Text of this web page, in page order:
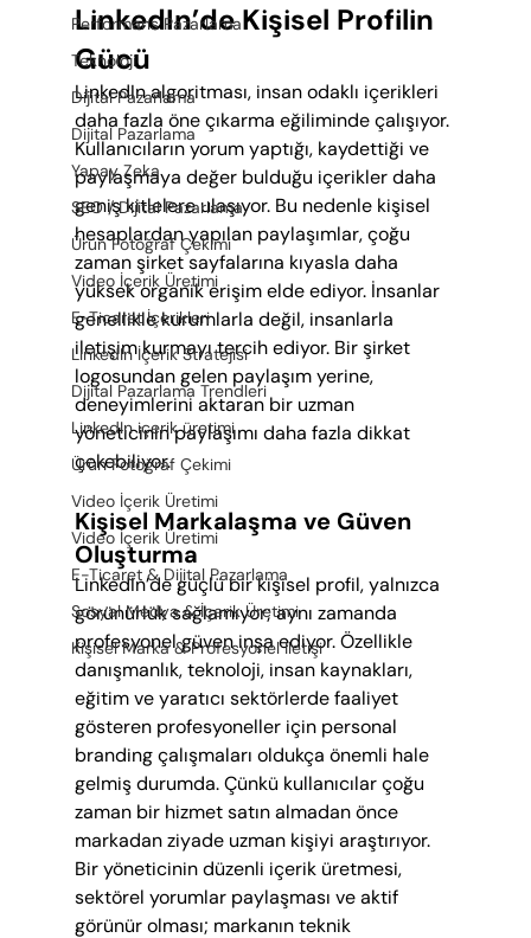
Performans Pazarlama
Teknoloji
Dijital Pazarlama
Dijital Pazarlama
Yapay Zeka
SEO / Dijital Pazarlama
Ürün Fotoğraf Çekimi
Video İçerik Üretimi
E-Ticaret İçerikleri
LinkedIn İçerik Stratejisi
Dijital Pazarlama Trendleri
LinkedIn içerik üretimi
Ürün Fotoğraf Çekimi
Video İçerik Üretimi
Video İçerik Üretimi
E-Ticaret & Dijital Pazarlama
Sosyal Medya & İçerik Üretimi
Kişisel Marka & Profesyonel İletişi
LinkedIn’de Kişisel Profilin
Gücü
LinkedIn algoritması, insan odaklı içerikleri
daha fazla öne çıkarma eğiliminde çalışıyor.
Kullanıcıların yorum yaptığı, kaydettiği ve
paylaşmaya değer bulduğu içerikler daha
geniş kitlelere ulaşıyor. Bu nedenle kişisel
hesaplardan yapılan paylaşımlar, çoğu
zaman şirket sayfalarına kıyasla daha
yüksek organik erişim elde ediyor. İnsanlar
genellikle kurumlarla değil, insanlarla
iletişim kurmayı tercih ediyor. Bir şirket
logosundan gelen paylaşım yerine,
deneyimlerini aktaran bir uzman
yöneticinin paylaşımı daha fazla dikkat
çekebiliyor.
Kişisel Markalaşma ve Güven
Oluşturma
LinkedIn’de güçlü bir kişisel profil, yalnızca
görünürlük sağlamıyor; aynı zamanda
profesyonel güven inşa ediyor. Özellikle
danışmanlık, teknoloji, insan kaynakları,
eğitim ve yaratıcı sektörlerde faaliyet
gösteren profesyoneller için personal
branding çalışmaları oldukça önemli hale
gelmiş durumda. Çünkü kullanıcılar çoğu
zaman bir hizmet satın almadan önce
markadan ziyade uzman kişiyi araştırıyor.
Bir yöneticinin düzenli içerik üretmesi,
sektörel yorumlar paylaşması ve aktif
görünür olması; markanın teknik